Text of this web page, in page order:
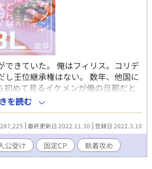
できていた。 俺はフィリス。コリデ
し王位継承権はない。 数年、他国に
初めて見るイケメンが俺の旦那だと
ない間にこのイケメンと婚姻させら
ままイケメンの祖国である隣国アン
かれた。 体のいいやっかい払いだろ
のすごく俺を甘やかしてくるのだ
よな？ 割と冷遇されているけれど
つよつよの主人公・フィリスが急に
を読む
最終更新日 2022.11.30 登録日 2022.3.10
公受け 固定CP 執着攻め